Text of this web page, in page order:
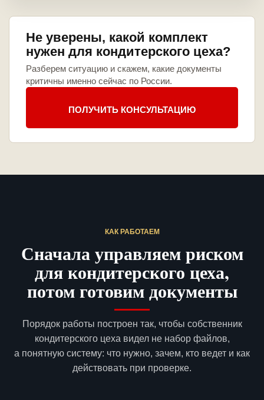
Не уверены, какой комплект
нужен для кондитерского цеха?
Разберем ситуацию и скажем, какие документы
критичны именно сейчас по России.
ПОЛУЧИТЬ КОНСУЛЬТАЦИЮ
КАК РАБОТАЕМ
Сначала управляем риском
для кондитерского цеха,
потом готовим документы
Порядок работы построен так, чтобы собственник
кондитерского цеха видел не набор файлов,
а понятную систему: что нужно, зачем, кто ведет и как
действовать при проверке.